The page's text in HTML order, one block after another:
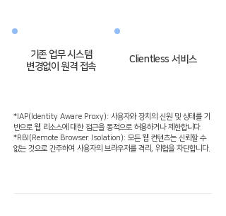
기존 업무 시스템
변경​없이 원격 접속
Clientless 서비스
*IAP(Identity Aware Proxy): 사용자와 장치의 신원 및 상태를 기
반으로 웹 리소스에 대한 접근을 동적으로 허용하거나 제한합니다.
*RBI(Remote Browser Isolation): 모든 웹 컨텐츠는 신뢰할 수
없는 것으로 간주하여 사용자의 브라우저를 격리, 위협을 차단합니다.